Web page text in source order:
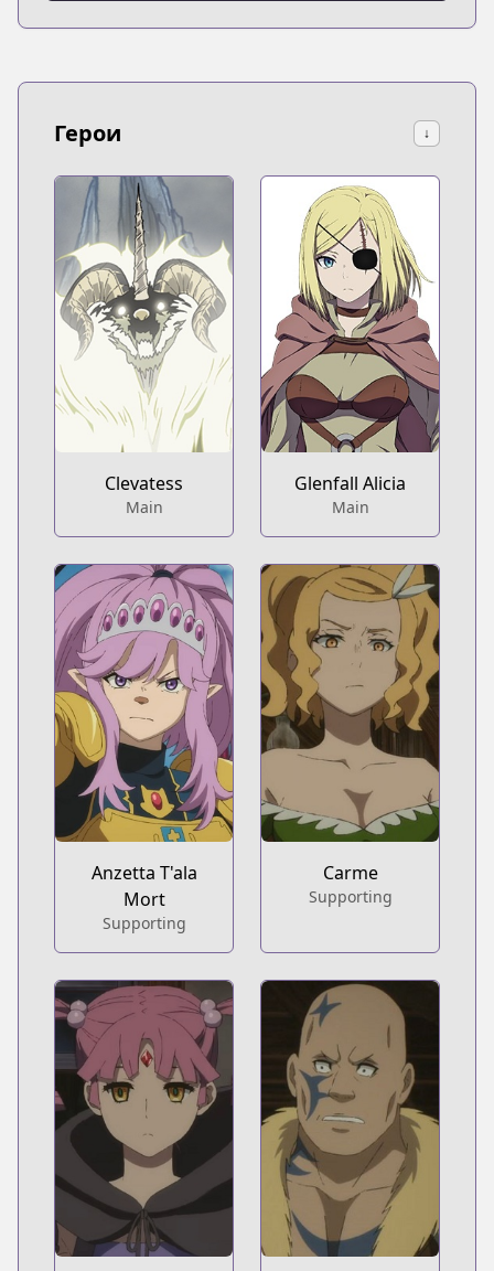
Герои ↓
Clevatess
Main
Glenfall Alicia
Main
Anzetta T'ala
Mort
Supporting
Carme
Supporting